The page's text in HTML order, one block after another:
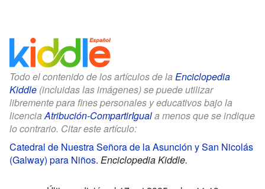
Todo el contenido de los artículos de la Enciclopedia
Kiddle (incluidas las imágenes) se puede utilizar
libremente para fines personales y educativos bajo la
licenciaAtribución-CompartirIguala menos que se indique
lo contrario. Citar este artículo:
Catedral de Nuestra Señora de la Asunción y San Nicolás
(Galway) para Niños. Enciclopedia Kiddle.